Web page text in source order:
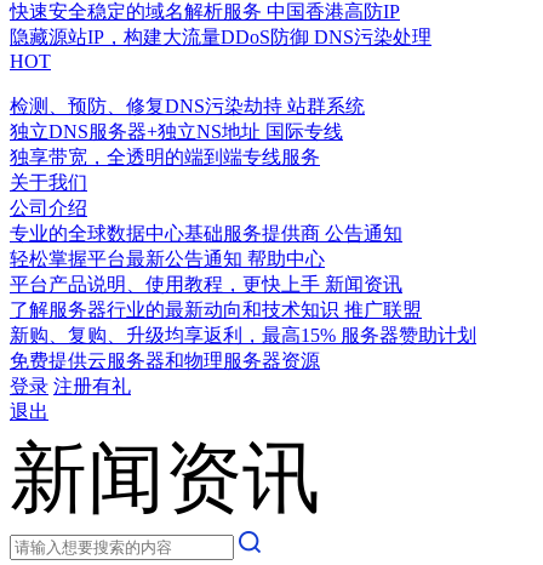
快速安全稳定的域名解析服务 中国香港高防IP
隐藏源站IP，构建大流量DDoS防御 DNS污染处理
HOT
检测、预防、修复DNS污染劫持 站群系统
独立DNS服务器+独立NS地址 国际专线
独享带宽，全透明的端到端专线服务
关于我们
公司介绍
专业的全球数据中心基础服务提供商 公告通知
轻松掌握平台最新公告通知 帮助中心
平台产品说明、使用教程，更快上手 新闻资讯
了解服务器行业的最新动向和技术知识 推广联盟
新购、复购、升级均享返利，最高15% 服务器赞助计划
免费提供云服务器和物理服务器资源
登录 注册有礼
退出
新闻资讯